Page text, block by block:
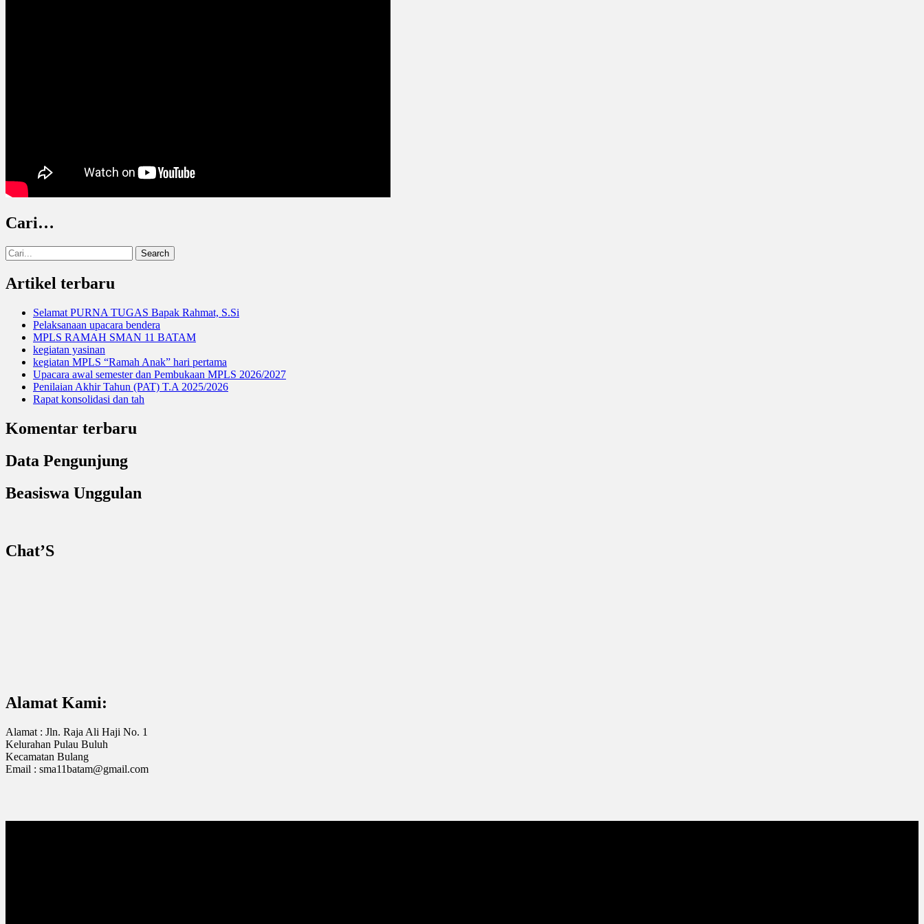
Cari…
Search
for:
Artikel terbaru
Selamat PURNA TUGAS Bapak Rahmat, S.Si
Pelaksanaan upacara bendera
MPLS RAMAH SMAN 11 BATAM
kegiatan yasinan
kegiatan MPLS “Ramah Anak” hari pertama
Upacara awal semester dan Pembukaan MPLS 2026/2027
Penilaian Akhir Tahun (PAT) T.A 2025/2026
Rapat konsolidasi dan tah
Komentar terbaru
Data Pengunjung
Beasiswa Unggulan
Chat’S
Alamat Kami:
Alamat : Jln. Raja Ali Haji No. 1
Kelurahan Pulau Buluh
Kecamatan Bulang
Email : sma11batam@gmail.com